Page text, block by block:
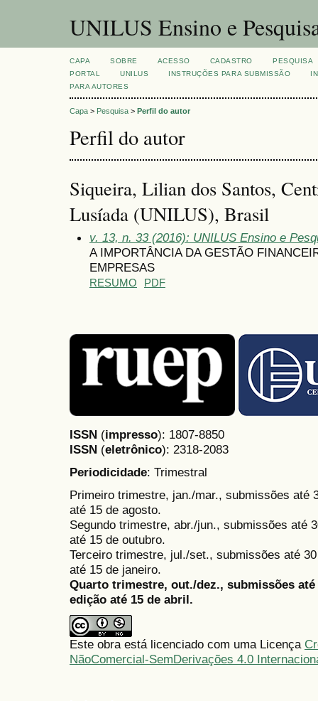
UNILUS Ensino e
CAPA SOBRE ACESSO CADASTRO
PESQUISA
PORTAL
UNILUS INSTRUÇÕES PARA SUBMISSÃO
PARA AUTORES
Capa > Pesquisa > Perfil do autor
Perfil do autor
Siqueira, Lilian dos Santos,
Lusíada (UNILUS), Brasil
v. 13, n. 33 (2016): UNILUS Ensino e
A IMPORTÂNCIA DA GESTÃO
EMPRESAS
RESUMO PDF
ISSN (impresso): 1807-8850
ISSN (eletrônico): 2318-2083
Periodicidade: Trimestral
Primeiro trimestre, jan./mar., submissões até
até 15 de agosto.
Segundo trimestre, abr./jun., submissões até
até 15 de outubro.
Terceiro trimestre, jul./set., submissões até
até 15 de janeiro.
Quarto trimestre, out./dez., submissões
edição até 15 de abril.
Este obra está licenciado com uma Licença
NãoComercial-SemDerivações 4.0